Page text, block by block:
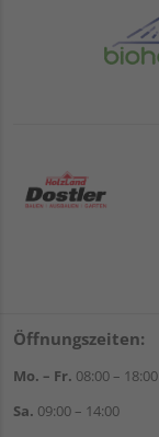
Öffnungszeiten:
Mo. – Fr. 08:00 – 18:00
Sa. 09:00 – 14:00